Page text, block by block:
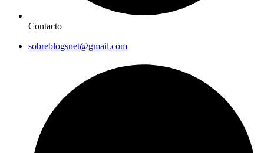
Contacto
sobreblogsnet@gmail.com